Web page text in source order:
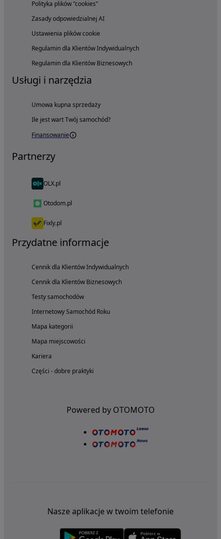
Polityka plików "cookies"
Zasady odpowiedzialnej AI
Ustawienia plików cookie
Regulamin dla Klientów Indywidualnych
Regulamin dla Klientów Biznesowych
Usługi i narzędzia
Umowa kupna sprzedaży
Ile jest wart Twój samochód?
Finansowanie
Partnerzy
OLX.pl
Otodom.pl
Fixly.pl
Przydatne informacje
Cennik dla Klientów Indywidualnych
Cennik dla Klientów Biznesowych
Testy samochodów
Internetowy Samochód Roku
Mapa kategorii
Mapa miejscowości
Kariera
Części - dobre praktyki
Powered by OTOMOTO
Nasze aplikacje w twoim telefonie